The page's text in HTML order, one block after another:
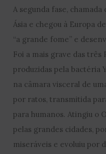
A segunda fase,
Ásia e chegou à Europa
“a grande fome” e
Foi a mais grave das três
produzidas pela bactéria
na câmara visceral de
por ratos, transmitida
para humanos. Atingiu o
pelas grandes cidades,
miseráveis e evoluiu por